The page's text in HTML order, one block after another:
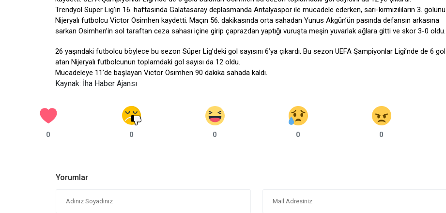
Trendyol Süper Lig’in 16. haftasında Galatasaray deplasmanda Antalyaspor ile mücadele ederken, sarı-kırmızılıların 3. golünü
Nijeryalı futbolcu Victor Osimhen kaydetti. Maçın 56. dakikasında orta sahadan Yunus Akgün’ün pasında defansın arkasına
sarkan Osimhen’in sol taraftan ceza sahası içine girip çaprazdan yaptığı vuruşta meşin yuvarlak ağlara gitti ve skor 3-0 oldu.
26 yaşındaki futbolcu böylece bu sezon Süper Lig’deki gol sayısını 6’ya çıkardı. Bu sezon UEFA Şampiyonlar Ligi’nde de 6 gol
atan Nijeryalı futbolcunun toplamdaki gol sayısı da 12 oldu.
Mücadeleye 11’de başlayan Victor Osimhen 90 dakika sahada kaldı.
Kaynak: İha Haber Ajansı
0 0 0 0 0
Yorumlar